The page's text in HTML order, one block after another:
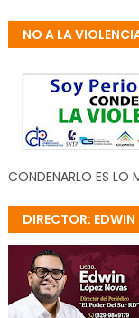
NO A LA
CONDENARLO ES LO
DIRECTOR: